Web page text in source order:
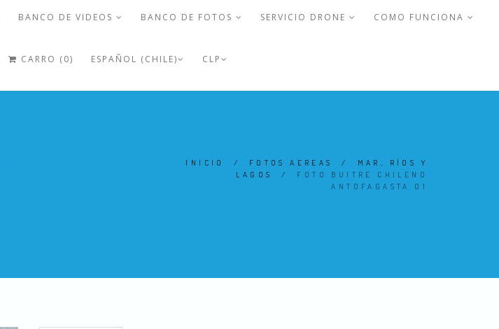
BANCO DE VIDEOS BANCO DE FOTOS SERVICIO DRONE COMO FUNCIONA
CARRO (0) ESPAÑOL (CHILE) CLP
INICIO / FOTOS AEREAS /
MAR, RÍOS Y
LAGOS
/ FOTO BUITRE CHILENO
ANTOFAGASTA 01